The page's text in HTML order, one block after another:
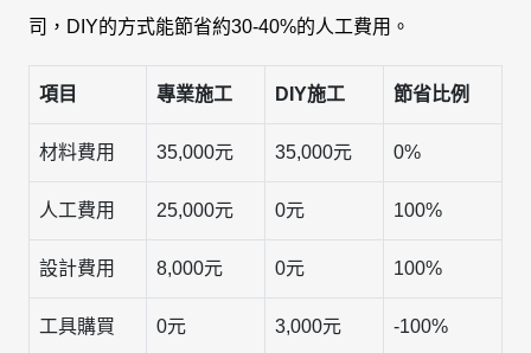
司，DIY的方式能節省約30-40%的人工費用。
項目 專業施工 DIY施工 節省比例
材料費用 35,000元 35,000元 0%
人工費用 25,000元 0元 100%
設計費用 8,000元 0元 100%
工具購買 0元 3,000元 -100%